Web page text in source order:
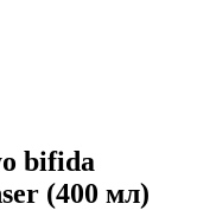
bifida
(400 мл)